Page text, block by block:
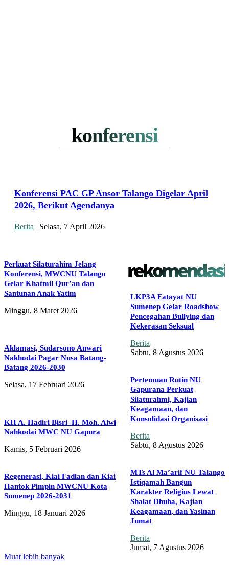
konferensi
Konferensi PAC GP Ansor Talango Digelar April
2026, Berikut Agendanya
Berita Selasa, 7 April 2026
Perkuat Silaturahim Jelang
Konferensi, MWCNU Talango
Gelar Khatmil Qur’an dan
Santunan Anak Yatim
Minggu, 8 Maret 2026
Aklamasi, Sudarsono Anwari
Nakhodai Pagar Nusa Batang-
Batang 2026-2030
Selasa, 17 Februari 2026
KH A. Hadiri Bisri–H. Moh. Alwi
Nahkodai MWC NU Gapura
Kamis, 5 Februari 2026
Regenerasi, Kiai Fadlan dan Kiai
Hantok Pimpin MWCNU Kota
Sumenep 2026-2031
Minggu, 18 Januari 2026
rekomendasi
LKP3A Fatayat NU
Sumenep Gelar Roadshow
Pencegahan Bullying dan
Kekerasan Seksual
Berita
Sabtu, 8 Agustus 2026
Pertemuan Rutin NU
Gapurana Perkuat
Silaturahmi, Kajian
Keagamaan, dan
Konsolidasi Organisasi
Berita
Sabtu, 8 Agustus 2026
MTs Al Ma’arif NU Talango
Istiqamah Bangun
Karakter Religius Lewat
Shalat Dhuha, Kajian
Keagamaan, dan Yasinan
Jumat
Berita
Jumat, 7 Agustus 2026
Muat lebih banyak